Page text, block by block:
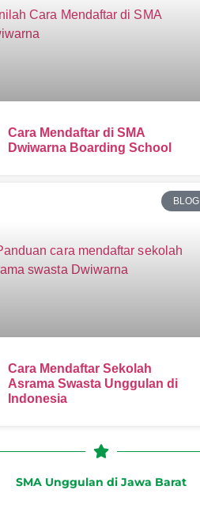
Cara Mendaftar di SMA
Dwiwarna Boarding School
BLOG
Cara Mendaftar Sekolah
Asrama Swasta Unggulan di
Indonesia
SMA Unggulan di Jawa Barat